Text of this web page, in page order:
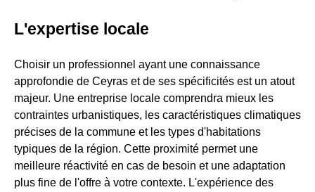
L'expertise locale
Choisir un professionnel ayant une connaissance
approfondie de Ceyras et de ses spécificités est un atout
majeur. Une entreprise locale comprendra mieux les
contraintes urbanistiques, les caractéristiques climatiques
précises de la commune et les types d'habitations
typiques de la région. Cette proximité permet une
meilleure réactivité en cas de besoin et une adaptation
plus fine de l'offre à votre contexte. L'expérience des